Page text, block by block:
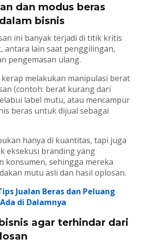
dan modus beras
bisnis
ini banyak terjadi di titik kritis
antara lain saat penggilingan,
pengemasan ulang.
melakukan manipulasi berat
(contoh: berat kurang dari
label mutu, atau mencampur
beras untuk dijual sebagai
hanya di kuantitas, tapi juga
eksekusi branding yang
konsumen, sehingga mereka
mutu asli dan hasil oplosan.
Jualan Beras dan Peluang
di Dalamnya
agar terhindar dari